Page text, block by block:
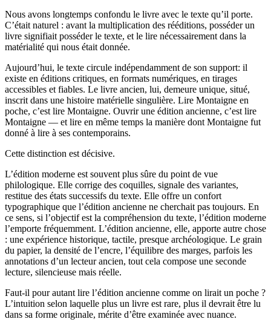
Nous avons longtemps confondu le livre avec le texte qu’il porte.
C’était naturel : avant la multiplication des rééditions, posséder un
livre signifiait posséder le texte, et le lire nécessairement dans la
matérialité qui nous était donnée.
Aujourd’hui, le texte circule indépendamment de son support: il
existe en éditions critiques, en formats numériques, en tirages
accessibles et fiables. Le livre ancien, lui, demeure unique, situé,
inscrit dans une histoire matérielle singulière. Lire Montaigne en
poche, c’est lire Montaigne. Ouvrir une édition ancienne, c’est lire
Montaigne — et lire en même temps la manière dont Montaigne fut
donné à lire à ses contemporains.
Cette distinction est décisive.
L’édition moderne est souvent plus sûre du point de vue
philologique. Elle corrige des coquilles, signale des variantes,
restitue des états successifs du texte. Elle offre un confort
typographique que l’édition ancienne ne cherchait pas toujours. En
ce sens, si l’objectif est la compréhension du texte, l’édition moderne
l’emporte fréquemment. L’édition ancienne, elle, apporte autre chose
: une expérience historique, tactile, presque archéologique. Le grain
du papier, la densité de l’encre, l’équilibre des marges, parfois les
annotations d’un lecteur ancien, tout cela compose une seconde
lecture, silencieuse mais réelle.
Faut-il pour autant lire l’édition ancienne comme on lirait un poche ?
L’intuition selon laquelle plus un livre est rare, plus il devrait être lu
dans sa forme originale, mérite d’être examinée avec nuance.